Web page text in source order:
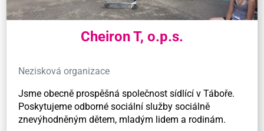
Cheiron T, o.p.s.
Nezisková organizace
Jsme obecně prospěšná společnost sídlící v Táboře.
Poskytujeme odborné sociální služby sociálně
znevýhodněným dětem, mladým lidem a rodinám.